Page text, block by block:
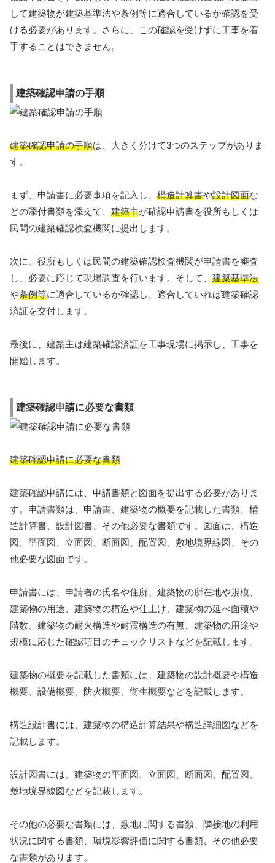
して建築物が建築基準法や条例等に適合しているか確認を受
ける必要があります。さらに、この確認を受けずに工事を着
手することはできません。
建築確認申請の手順
建築確認申請の手順は、大きく分けて3つのステップがありま
す。
まず、申請書に必要事項を記入し、 構造計算書や設計図面な
どの添付書類を添えて、 建築主が確認申請書を役所もしくは
民間の建築確認検査機関に提出します。
次に、役所もしくは民間の建築確認検査機関が申請書を審査
し、必要に応じて現場調査を行います。そして、 建築基準法
や条例等に適合しているか確認し、適合していれば建築確認
済証を交付します。
最後に、建築主は建築確認済証を工事現場に掲示し、工事を
開始します。
建築確認申請に必要な書類
建築確認申請に必要な書類
建築確認申請には、申請書類と図面を提出する必要がありま
す。申請書類は、申請書、建築物の概要を記載した書類、構
造計算書、設計図書、その他必要な書類です。図面は、構造
図、平面図、立面図、断面図、配置図、敷地境界線図、その
他必要な図面です。
申請書には、申請者の氏名や住所、建築物の所在地や規模、
建築物の用途、建築物の構造や仕上げ、建築物の延べ面積や
階数、建築物の耐火構造や耐震構造の有無、建築物の用途や
規模に応じた確認項目のチェックリストなどを記載します。
建築物の概要を記載した書類には、建築物の設計概要や構造
概要、設備概要、防火概要、衛生概要などを記載します。
構造設計書には、建築物の構造計算結果や構造詳細図などを
記載します。
設計図書には、建築物の平面図、立面図、断面図、配置図、
敷地境界線図などを記載します。
その他の必要な書類には、敷地に関する書類、隣接地の利用
状況に関する書類、環境影響評価に関する書類、その他必要
な書類があります。